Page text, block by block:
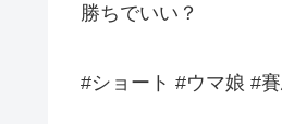
勝ちでいい？
#ショート #ウマ娘 #